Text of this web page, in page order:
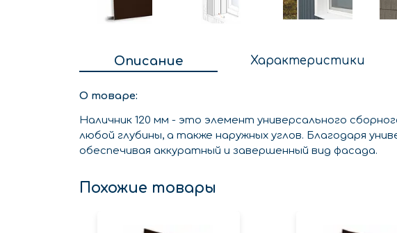
Описание Характеристики
О товаре:
Наличник 120 мм - это элемент универсального
любой глубины, а также наружных углов. Благодаря
обеспечивая аккуратный и завершенный вид фасада.
Похожие товары